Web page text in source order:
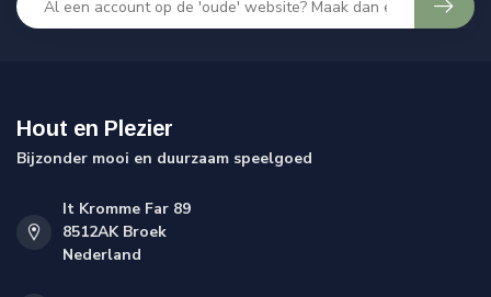
Hout en Plezier
Bijzonder mooi en duurzaam speelgoed
It Kromme Far 89
8512AK Broek
Nederland